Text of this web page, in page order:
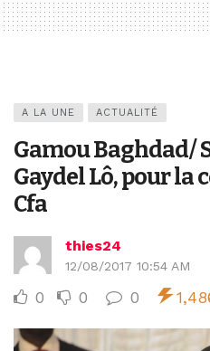
A LA UNE ACTUALITÉ
Gamou Baghdad/
Gaydel Lô, pour la
Cfa
thies24
12/08/2017 10:54 AM
0 0 0